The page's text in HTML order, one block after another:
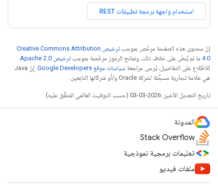
استخدام واجهة برمجة تطبيقات REST
إنّ محتوى هذه الصفحة مرخّص بموجب
ترخيص Creative Commons Attribution
4.0‏ ما لم يُنصّ على خلاف ذلك، ونماذج الرموز مرخّصة بموجبترخيص Apache 2.0‏
للاطّلاع على التفاصيل، يُرجى مراجعة سياسات موقع Google Developers‏
. إنّ Java
هي علامة تجارية مسجَّلة لشركة Oracle و/أو شركائها التابعين.
تاريخ التعديل الأخير: 2026-03-03 (حسب التوقيت العالمي المتفَّق عليه)
المدونة
Stack Overflow
تعليمات برمجية نموذجية
ملفات فيديو